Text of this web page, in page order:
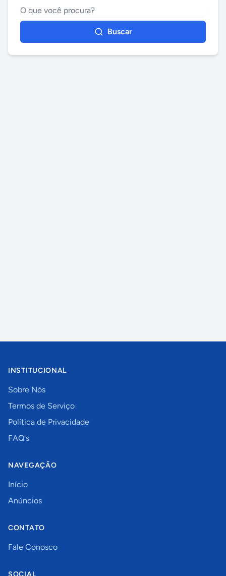
Buscar
INSTITUCIONAL
Sobre Nós
Termos de Serviço
Política de Privacidade
FAQ's
NAVEGAÇÃO
Início
Anúncios
CONTATO
Fale Conosco
SOCIAL